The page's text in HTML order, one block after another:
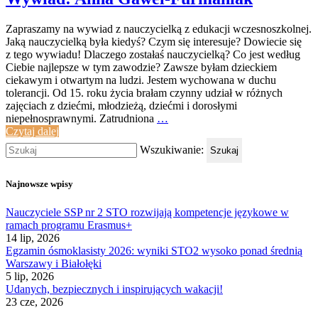
Zapraszamy na wywiad z nauczycielką z edukacji wczesnoszkolnej.
Jaką nauczycielką była kiedyś? Czym się interesuje? Dowiecie się
z tego wywiadu! Dlaczego zostałaś nauczycielką? Co jest według
Ciebie najlepsze w tym zawodzie? Zawsze byłam dzieckiem
ciekawym i otwartym na ludzi. Jestem wychowana w duchu
tolerancji. Od 15. roku życia brałam czynny udział w różnych
zajęciach z dziećmi, młodzieżą, dziećmi i dorosłymi
niepełnosprawnymi. Zatrudniona …
Czytaj dalej
Wszukiwanie:
Szukaj
Najnowsze wpisy
Nauczyciele SSP nr 2 STO rozwijają kompetencje językowe w
ramach programu Erasmus+
14 lip, 2026
Egzamin ósmoklasisty 2026: wyniki STO2 wysoko ponad średnią
Warszawy i Białołęki
5 lip, 2026
Udanych, bezpiecznych i inspirujących wakacji!
23 cze, 2026